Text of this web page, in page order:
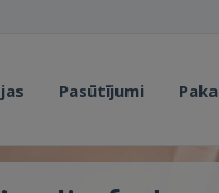
Pasūtījumi